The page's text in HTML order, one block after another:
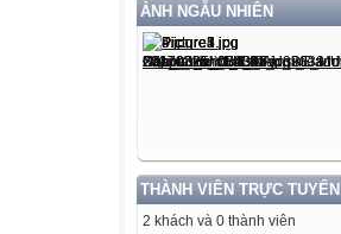
ẢNH NGẪU NHIÊN
THÀNH VIÊN TRỰC TUYẾN
2 khách và 0 thành viên